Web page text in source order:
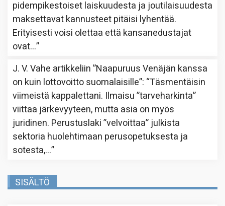
pidempikestoiset laiskuudesta ja joutilaisuudesta
maksettavat kannusteet pitäisi lyhentää.
Erityisesti voisi olettaa että kansanedustajat
ovat…”
J. V. Vahe artikkeliin”Naapuruus Venäjän kanssa
on kuin lottovoitto suomalaisille”: “Täsmentäisin
viimeistä kappalettani. Ilmaisu ”tarveharkinta”
viittaa järkevyyteen, mutta asia on myös
juridinen. Perustuslaki ”velvoittaa” julkista
sektoria huolehtimaan perusopetuksesta ja
sotesta,…”
SISÄLTÖ